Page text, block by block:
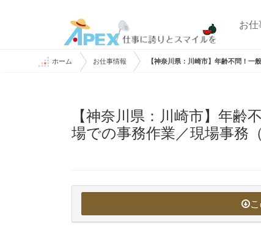
お
ホーム お仕事情報 【神奈川県：川崎市】年齢不問！一
【神奈川県：川崎市】年
場での事務作業／現場事務（